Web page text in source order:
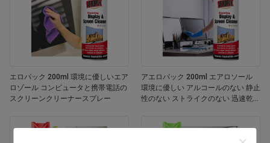
エロパック 200ml 環境に優しいエア
ロゾール コンピュータと携帯電話の
スクリーンクリーナースプレー
アエロパック 200ml エアロソール
環境に優しい アルコールのない 静止
性のない ストライクのない 迅速乾燥